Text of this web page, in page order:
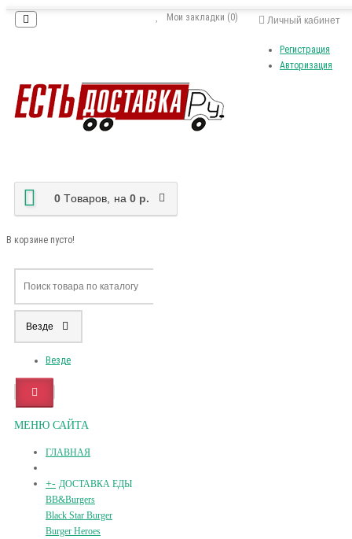
Личный кабинет
Регистрация
Авторизация
Мои закладки (0)
0 Tоваров, на 0 р.
В корзине пусто!
Везде
Везде
МЕНЮ САЙТА
ГЛАВНАЯ
+- ДОСТАВКА ЕДЫ
BB&Burgers
Black Star Burger
Burger Heroes